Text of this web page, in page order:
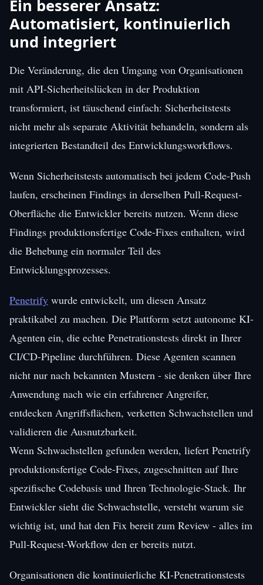
Ein besserer Ansatz:
Automatisiert, kontinuierlich
und integriert
Die Veränderung, die den Umgang von Organisationen
mit API-Sicherheitslücken in der Produktion
transformiert, ist täuschend einfach: Sicherheitstests
nicht mehr als separate Aktivität behandeln, sondern als
integrierten Bestandteil des Entwicklungsworkflows.
Wenn Sicherheitstests automatisch bei jedem Code-Push
laufen, erscheinen Findings in derselben Pull-Request-
Oberfläche die Entwickler bereits nutzen. Wenn diese
Findings produktionsfertige Code-Fixes enthalten, wird
die Behebung ein normaler Teil des
Entwicklungsprozesses.
Penetrify wurde entwickelt, um diesen Ansatz
praktikabel zu machen. Die Plattform setzt autonome KI-
Agenten ein, die echte Penetrationstests direkt in Ihrer
CI/CD-Pipeline durchführen. Diese Agenten scannen
nicht nur nach bekannten Mustern - sie denken über Ihre
Anwendung nach wie ein erfahrener Angreifer,
entdecken Angriffsflächen, verketten Schwachstellen und
validieren die Ausnutzbarkeit.
Wenn Schwachstellen gefunden werden, liefert Penetrify
produktionsfertige Code-Fixes, zugeschnitten auf Ihre
spezifische Codebasis und Ihren Technologie-Stack. Ihr
Entwickler sieht die Schwachstelle, versteht warum sie
wichtig ist, und hat den Fix bereit zum Review - alles im
Pull-Request-Workflow den er bereits nutzt.
Organisationen die kontinuierliche KI-Penetrationstests